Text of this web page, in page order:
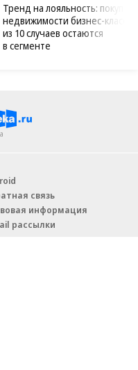
Тренд на лояльность:
недвижимости бизнес-класса
из 10 случаев остаются
в сегменте
связь
информация
рассылки